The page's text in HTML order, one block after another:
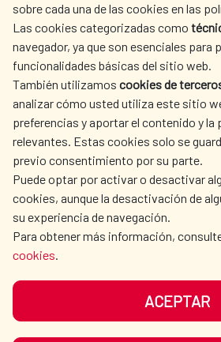
sobre cada una de las cookies en las
Las cookies categorizadas como
navegador, ya que son esenciales para
funcionalidades básicas del sitio web.
También utilizamos cookies de
analizar cómo usted utiliza este sitio
preferencias y aportar el contenido y la
relevantes. Estas cookies solo se
previo consentimiento por su parte.
Puede optar por activar o desactivar
cookies, aunque la desactivación de
su experiencia de navegación.
Para obtener más información,
cookies.
ACEPTAR
AECID
L'ACTION HUMANITAIRE
ESPAGNOLE
CULTURE ET SCIENCE
NOS RÉSEAUX SOCIAUX